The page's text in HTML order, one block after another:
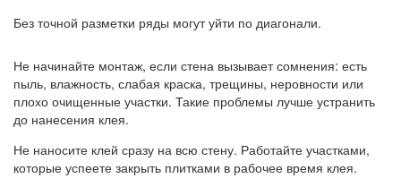
Без точной разметки ряды могут уйти по диагонали.
Не начинайте монтаж, если стена вызывает сомнения: есть
пыль, влажность, слабая краска, трещины, неровности или
плохо очищенные участки. Такие проблемы лучше устранить
до нанесения клея.
Не наносите клей сразу на всю стену. Работайте участками,
которые успеете закрыть плитками в рабочее время клея.